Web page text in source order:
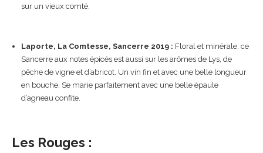
sur un vieux comté.
Laporte, La Comtesse, Sancerre 2019 : Floral et minérale, ce
Sancerre aux notes épicés est aussi sur les arômes de Lys, de
pêche de vigne et d’abricot. Un vin fin et avec une belle longueur
en bouche. Se marie parfaitement avec une belle épaule
d’agneau confite.
Les Rouges :